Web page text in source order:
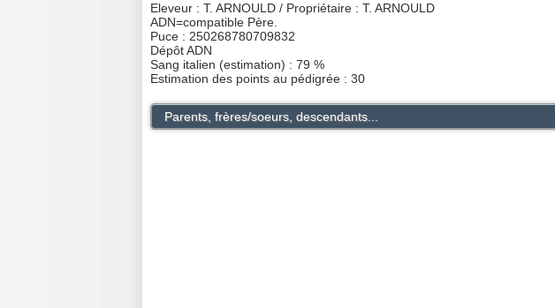
Eleveur : T. ARNOULD / Propriétaire : T. ARNOULD
ADN=compatible Père.
Puce : 250268780709832
Dépôt ADN
Sang italien (estimation) : 79 %
Estimation des points au pédigrée : 30
Parents, frères/soeurs, descendants...